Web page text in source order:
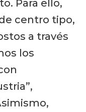
Para ello,
centro tipo,
a través
los